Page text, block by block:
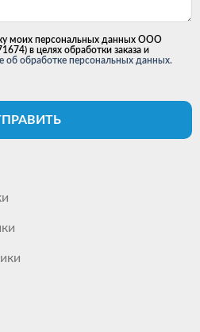
моих персональных данных ООО
в целях обработки заказа и
об обработке персональных данных.